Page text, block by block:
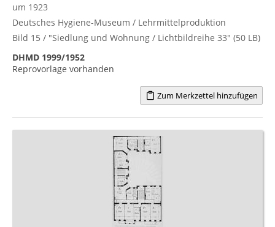
um 1923
Deutsches Hygiene-Museum / Lehrmittelproduktion
Bild 15 / "Siedlung und Wohnung / Lichtbildreihe 33" (50 LB)
DHMD 1999/1952
Reprovorlage vorhanden
Zum Merkzettel hinzufügen